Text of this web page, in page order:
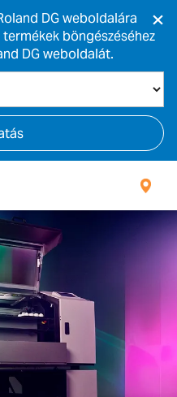
DG weboldalára
böngészéséhez
DG weboldalát.
×